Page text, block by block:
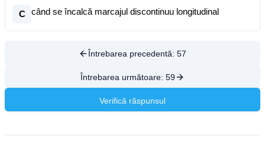
C când se încalcă marcajul discontinuu longitudinal
Întrebarea precedentă: 57
Întrebarea următoare: 59
Verifică răspunsul